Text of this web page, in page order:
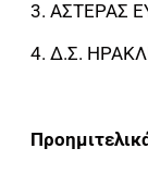
3. ΑΣΤΕΡΑΣ
4. Δ.Σ.